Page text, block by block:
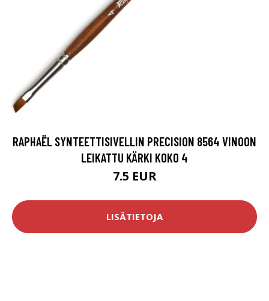
RAPHAËL SYNTEETTISIVELLIN PRECISION 8564 VINOON
LEIKATTU KÄRKI KOKO 4
7.5 EUR
LISÄTIETOJA